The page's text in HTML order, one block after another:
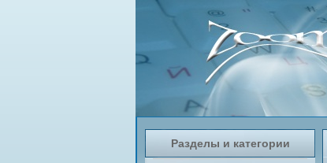
Разделы и категории